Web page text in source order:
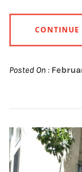
CONTINUE
Posted On :